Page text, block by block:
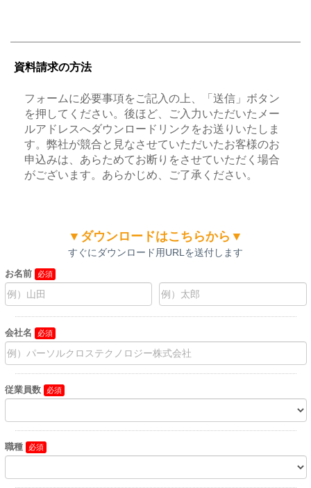
資料請求の方法
フォームに必要事項をご記入の上、「送信」ボタン
を押してください。後ほど、ご入力いただいたメー
ルアドレスへダウンロードリンクをお送りいたしま
す。弊社が競合と見なさせていただいたお客様のお
申込みは、あらためてお断りをさせていただく場合
がございます。あらかじめ、ご了承ください。
▼ダウンロードはこちらから▼
すぐにダウンロード用URLを送付します
お名前
会社名
従業員数
職種